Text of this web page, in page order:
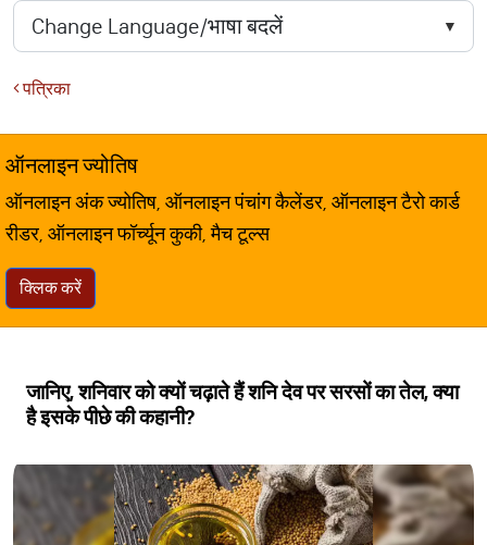
पत्रिका
ऑनलाइन ज्योतिष
ऑनलाइन अंक ज्योतिष, ऑनलाइन पंचांग कैलेंडर, ऑनलाइन टैरो कार्ड
रीडर, ऑनलाइन फॉर्च्यून कुकी, मैच टूल्स
क्लिक करें
जानिए, शनिवार को क्यों चढ़ाते हैं शनि देव पर सरसों का तेल, क्या
है इसके पीछे की कहानी?